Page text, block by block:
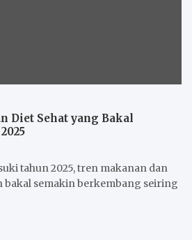
Diet Sehat yang Bakal
tahun 2025, tren makanan dan
bakal semakin berkembang seiring